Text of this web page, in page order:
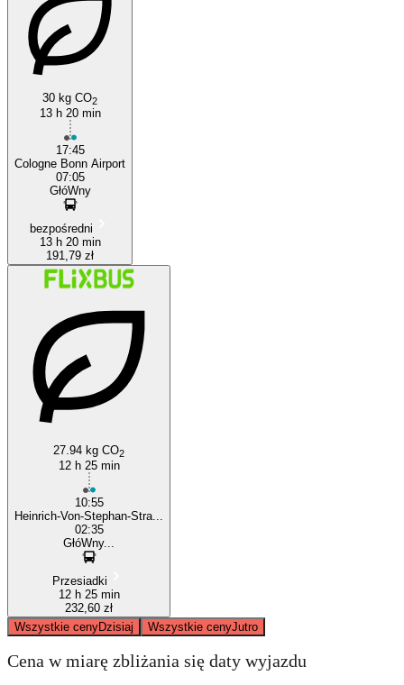
30 kg CO2
13 h 20 min
17:45
Cologne Bonn Airport
07:05
GłóWny
bezpośredni
13 h 20 min
191,79 zł
27.94 kg CO2
12 h 25 min
10:55
Heinrich-Von-Stephan-Stra...
02:35
GłóWny...
Przesiadki
12 h 25 min
232,60 zł
Wszystkie cenyDzisiaj Wszystkie cenyJutro
Cena w miarę zbliżania się daty wyjazdu